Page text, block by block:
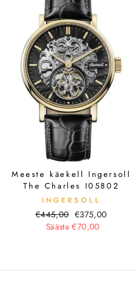
Meeste käekell Ingersoll
The Charles I05802
INGERSOLL
Tavahind
€445,00 Soodushind
€375,00
Säästa €70,00